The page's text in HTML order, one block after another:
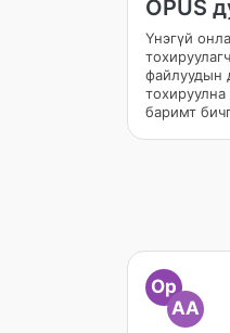
OPUS
Үнэгүй
файлуудын
баримт
Op
AA